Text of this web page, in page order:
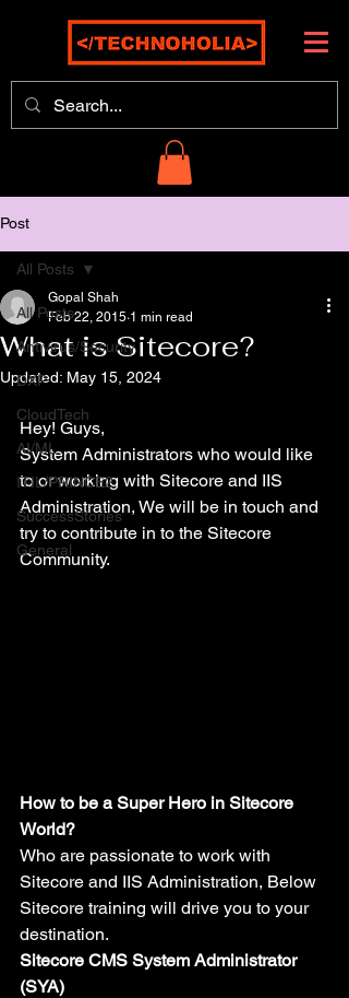
Post
All Posts
Antivirus/Security
DXP
CloudTech
AI/ML
ITIL/PRINCE2
SuccessStories
General
All Posts
What is Sitecore?
Gopal Shah
Feb 22, 2015 1 min read
Updated: May 15, 2024
Hey! Guys,
System Administrators who would like
to or working with Sitecore and IIS
Administration, We will be in touch and
try to contribute in to the Sitecore
Community.
How to be a Super Hero in Sitecore
World?
Who are passionate to work with
Sitecore and IIS Administration, Below
Sitecore training will drive you to your
destination.
Sitecore CMS System Administrator
(SYA)